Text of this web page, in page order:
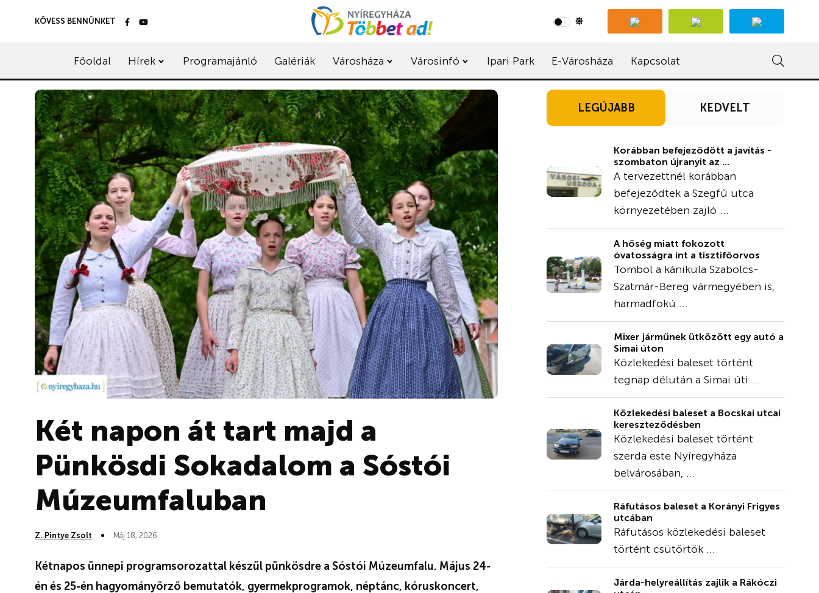
KÖVESS BENNÜNKET
Főoldal Hírek Programajánló Galériák Városháza Városinfó Ipari Park E-Városháza Kapcsolat
Két napon át tart majd a
Pünkösdi Sokadalom a Sóstói
Múzeumfaluban
Z. Pintye Zsolt Máj 18, 2026
Kétnapos ünnepi programsorozattal készül pünkösdre a Sóstói Múzeumfalu. Május 24-
én és 25-én hagyományőrző bemutatók, gyermekprogramok, néptánc, kóruskoncert,
LEGÚJABB KEDVELT
Korábban befejeződött a javítás -
szombaton újranyit az ...
A tervezettnél korábban
befejeződtek a Szegfű utca
környezetében zajló ...
A hőség miatt fokozott
óvatosságra int a tisztifőorvos
Tombol a kánikula Szabolcs-
Szatmár-Bereg vármegyében is,
harmadfokú ...
Mixer járműnek ütközött egy autó a
Simai úton
Közlekedési baleset történt
tegnap délután a Simai úti ...
Közlekedési baleset a Bocskai utcai
kereszteződésben
Közlekedési baleset történt
szerda este Nyíregyháza
belvárosában, ...
Ráfutásos baleset a Korányi Frigyes
utcában
Ráfutásos közlekedési baleset
történt csütörtök ...
Járda-helyreállítás zajlik a Rákóczi